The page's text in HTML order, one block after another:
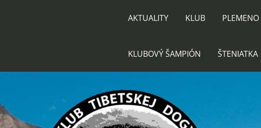
AKTUALITY KLUB PLEMENO
KLUBOVÝ ŠAMPIÓN ŠTENIATKA